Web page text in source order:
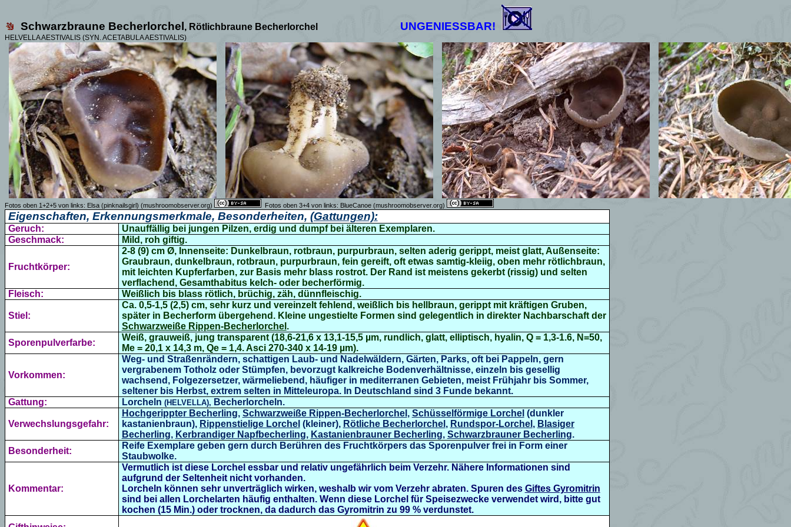
Schwarzbraune Becherlorchel , Rötlichbraune Becherlorchel UNGENIESSBAR!
HELVELLA AESTIVALIS (SYN. ACETABULA AESTIVALIS)
Fotos oben 1+2+5 von links: Elsa (pinknailsgirl) (mushroomobserver.org) Fotos oben 3+4 von links: BlueCanoe (mushroomobserver.org)
Eigenschaften, Erkennungsmerkmale, Besonderheiten, (Gattungen):
Geruch:
Unauffällig bei jungen Pilzen, erdig und dumpf bei älteren Exemplaren.
Geschmack:
Mild, roh giftig.
Fruchtkörper:
2-8 (9) cm Ø, Innenseite: Dunkelbraun, rotbraun, purpurbraun, selten aderig gerippt, meist glatt, Außenseite:
Graubraun, dunkelbraun, rotbraun, purpurbraun, fein gereift, oft etwas samtig-kleiig, oben mehr rötlichbraun,
mit leichten Kupferfarben, zur Basis mehr blass rostrot. Der Rand ist meistens gekerbt (rissig) und selten
verflachend, Gesamthabitus kelch- oder becherförmig.
Fleisch:
Weißlich bis blass rötlich, brüchig, zäh, dünnfleischig.
Stiel:
Ca. 0,5-1,5 (2,5) cm, sehr kurz und vereinzelt fehlend, weißlich bis hellbraun, gerippt mit kräftigen Gruben,
später in Becherform übergehend. Kleine ungestielte Formen sind gelegentlich in direkter Nachbarschaft der
Schwarzweiße Rippen-Becherlorchel .
Sporenpulverfarbe:
Weiß, grauweiß, jung transparent (18,6-21,6 x 13,1-15,5 µm, rundlich, glatt, elliptisch, hyalin, Q = 1,3-1.6, N=50,
Me = 20,1 x 14,3 m, Qe = 1,4. Asci 270-340 x 14-19 µm).
Vorkommen:
Weg- und Straßenrändern, schattigen Laub- und Nadelwäldern, Gärten, Parks, oft bei Pappeln, gern
vergrabenem Totholz oder Stümpfen, bevorzugt kalkreiche Bodenverhältnisse, einzeln bis gesellig
wachsend, Folgezersetzer, wärmeliebend, häufiger in mediterranen Gebieten, meist Frühjahr bis Sommer,
seltener bis Herbst, extrem selten in Mitteleuropa. In Deutschland sind 3 Funde bekannt.
Gattung:
Lorcheln (HELVELLA), Becherlorcheln.
Verwechslungsgefahr:
Hochgerippter Becherling, Schwarzweiße Rippen-Becherlorchel , Schüsselförmige Lorchel (dunkler
kastanienbraun), Rippenstielige Lorchel (kleiner), Rötliche Becherlorchel , Rundspor-Lorchel , Blasiger
Becherling, Kerbrandiger Napfbecherling, Kastanienbrauner Becherling, Schwarzbrauner Becherling.
Besonderheit:
Reife Exemplare geben gern durch Berühren des Fruchtkörpers das Sporenpulver frei in Form einer
Staubwolke.
Kommentar:
Vermutlich ist diese Lorchel essbar und relativ ungefährlich beim Verzehr. Nähere Informationen sind
aufgrund der Seltenheit nicht vorhanden.
Lorcheln können sehr unverträglich wirken, weshalb wir vom Verzehr abraten. Spuren des Giftes Gyromitrin
sind bei allen Lorchelarten häufig enthalten. Wenn diese Lorchel für Speisezwecke verwendet wird, bitte gut
kochen (15 Min.) oder trocknen, da dadurch das Gyromitrin zu 99 % verdunstet.